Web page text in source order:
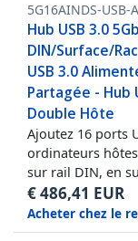
5G16AINDS-USB-
Hub USB 3.0
DIN/Surface/
USB 3.0
Partagée - Hub
Double Hôte
Ajoutez 16 ports
ordinateurs
sur rail DIN, en
€486,41 EUR
Acheter chez le